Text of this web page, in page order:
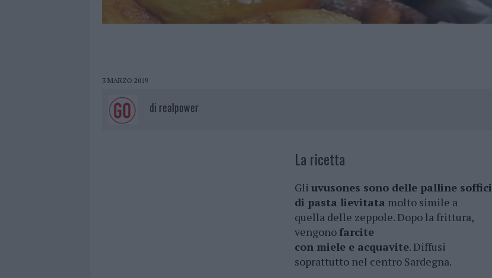
3 MARZO 2019
di realpower
La ricetta
Gli uvusones sono delle palline soffici
di pasta lievitata molto simile a
quella delle zeppole. Dopo la frittura,
vengono farcite
con miele e acquavite. Diffusi
soprattutto nel centro Sardegna.